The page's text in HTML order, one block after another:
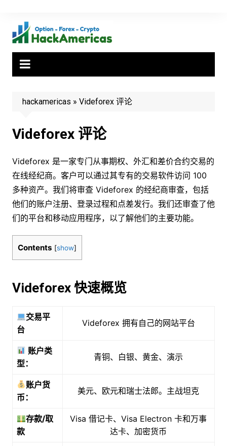
content
hackamericas » Videforex 评论
Videforex 评论
Videforex 是一家专门从事期权、外汇和差价合约交易的
在线经纪商。客户可以通过其专有的交易软件访问 100
多种资产。我们将审查 Videforex 的经纪商审查，包括
他们的账户注册、登录过程和点差发行。我们还审查了他
们的平台和移动应用程序，以了解他们的主要功能。
Contents [show]
Videforex 快速概览
交易平
台
Videforex 拥有自己的网站平台
账户类
型：
青铜、白银、黄金、演示
账户货
币：
美元、欧元和瑞士法郎。主战坦克
存款/取
款
Visa 借记卡、Visa Electron 卡和万事
达卡、加密货币